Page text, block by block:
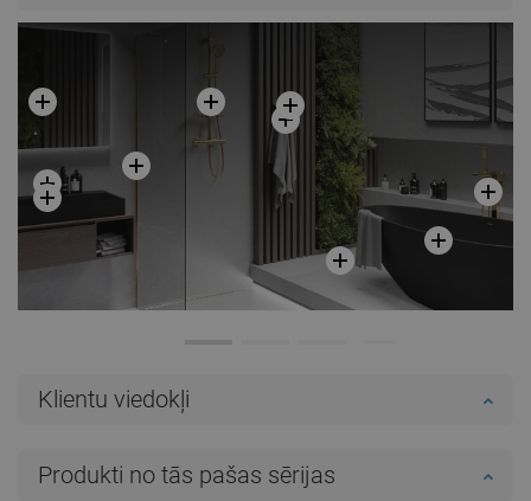
Klientu viedokļi
Produkti no tās pašas sērijas